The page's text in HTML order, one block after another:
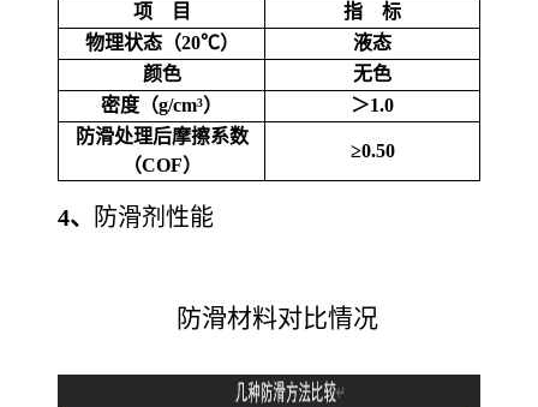
项 目 指
标
物理状态（20℃）
液态
颜色
无色
密度（g/cm³）
＞1.0
防滑处理后摩擦系数
（COF）
≥0.50
4、 防滑剂性能
防滑材料对比情况